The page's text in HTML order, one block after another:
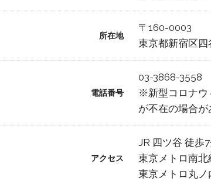
所在地
〒160-0003
東京都新宿区
電話番号
03-3868-3558
※新型コロナウ
が不在の場合
アクセス
JR 四ツ谷 徒歩
東京メトロ南北
東京メトロ丸ノ